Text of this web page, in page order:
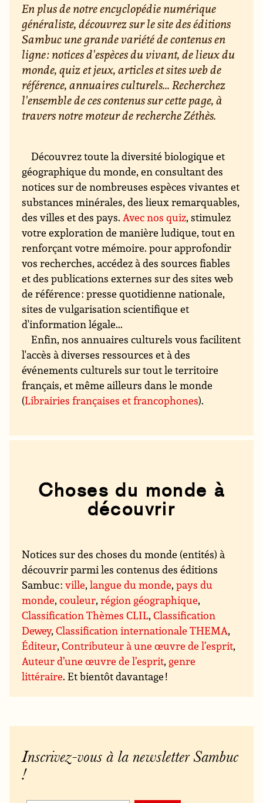
En plus de notre encyclopédie numérique
généraliste, découvrez sur le site des éditions
Sambuc une grande variété de contenus en
ligne : notices d'espèces du vivant, de lieux du
monde, quiz et jeux, articles et sites web de
référence, annuaires culturels... Recherchez
l'ensemble de ces contenus sur cette page, à
travers notre moteur de recherche Zéthès.
Découvrez toute la diversité biologique et
géographique du monde, en consultant des
notices sur de nombreuses espèces vivantes et
substances minérales, des lieux remarquables,
des villes et des pays. Avec nos quiz, stimulez
votre exploration de manière ludique, tout en
renforçant votre mémoire. pour approfondir
vos recherches, accédez à des sources fiables
et des publications externes sur des sites web
de référence : presse quotidienne nationale,
sites de vulgarisation scientifique et
d'information légale...
Enfin, nos annuaires culturels vous facilitent
l'accès à diverses ressources et à des
événements culturels sur tout le territoire
français, et même ailleurs dans le monde
(Librairies françaises et francophones).
Choses du monde à
découvrir
Notices sur des choses du monde (entités) à
découvrir parmi les contenus des éditions
Sambuc :ville,langue du monde,pays du
monde,couleur,région géographique,
Classification Thèmes CLIL,Classification
Dewey,Classification internationale THEMA,
Éditeur,Contributeur à une œuvre de l’esprit,
Auteur d’une œuvre de l’esprit, genre
littéraire. Et bientôt davantage !
Inscrivez-vous à la newsletter Sambuc
!